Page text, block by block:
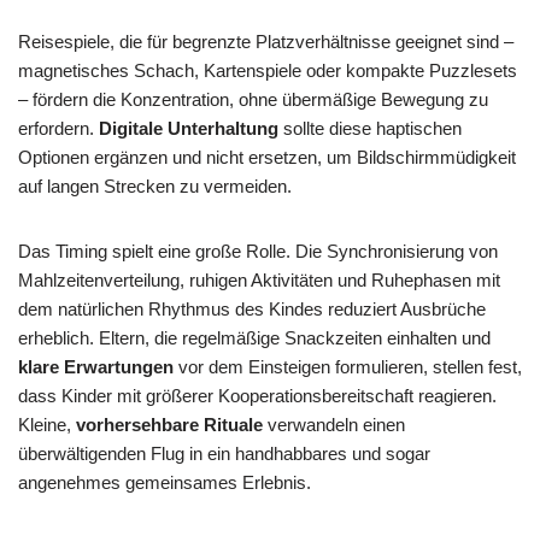
Reisespiele, die für begrenzte Platzverhältnisse geeignet sind –
magnetisches Schach, Kartenspiele oder kompakte Puzzlesets
– fördern die Konzentration, ohne übermäßige Bewegung zu
erfordern. Digitale Unterhaltung sollte diese haptischen
Optionen ergänzen und nicht ersetzen, um Bildschirmmüdigkeit
auf langen Strecken zu vermeiden.
Das Timing spielt eine große Rolle. Die Synchronisierung von
Mahlzeitenverteilung, ruhigen Aktivitäten und Ruhephasen mit
dem natürlichen Rhythmus des Kindes reduziert Ausbrüche
erheblich. Eltern, die regelmäßige Snackzeiten einhalten und
klare Erwartungen vor dem Einsteigen formulieren, stellen fest,
dass Kinder mit größerer Kooperationsbereitschaft reagieren.
Kleine, vorhersehbare Rituale verwandeln einen
überwältigenden Flug in ein handhabbares und sogar
angenehmes gemeinsames Erlebnis.